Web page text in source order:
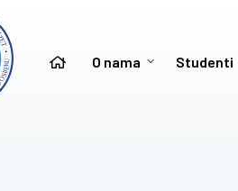
O nama Studenti